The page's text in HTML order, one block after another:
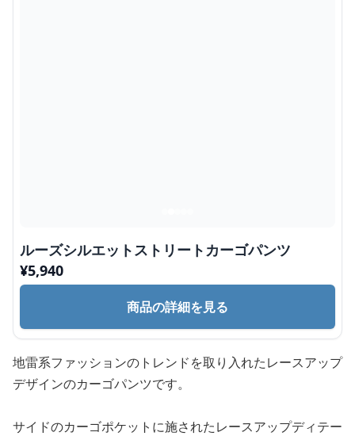
ルーズシルエットストリートカーゴパンツ
¥5,940
商品の詳細を見る
地雷系ファッションのトレンドを取り入れたレースアップ
デザインのカーゴパンツです。
サイドのカーゴポケットに施されたレースアップディテー